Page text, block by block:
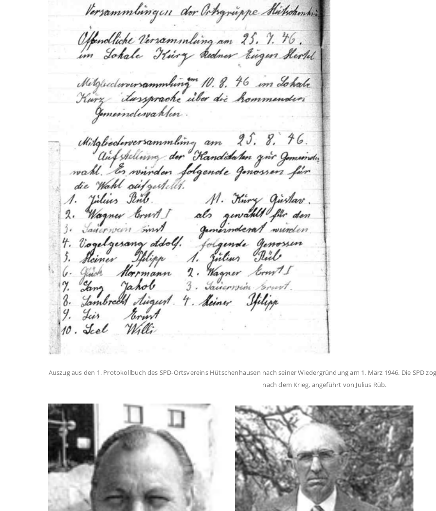
Auszug aus den 1. Protokollbuch des SPD-Ortsvereins Hütschenhausen nach seiner Wiedergründung am 1. März 1946. Die SPD
nach dem Krieg, angeführt von Julius Rüb.